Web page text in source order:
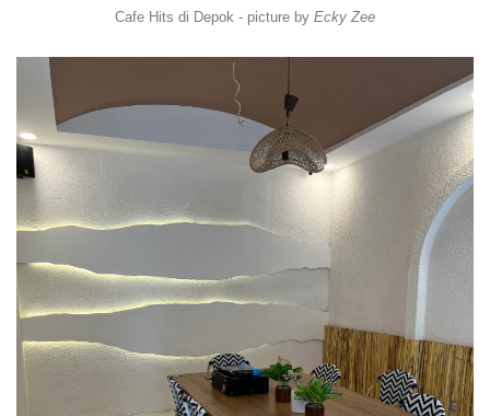
Cafe Hits di Depok - picture by Ecky Zee